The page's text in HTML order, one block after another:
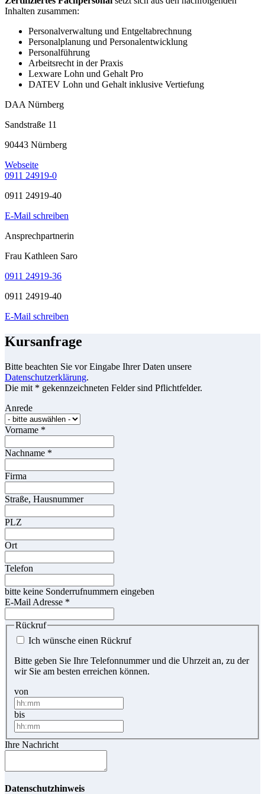
Inhalten zusammen:
Personalverwaltung und Entgeltabrechnung
Personalplanung und Personalentwicklung
Personalführung
Arbeitsrecht in der Praxis
Lexware Lohn und Gehalt Pro
DATEV Lohn und Gehalt inklusive Vertiefung
DAA Nürnberg
Sandstraße 11
90443 Nürnberg
Webseite
0911 24919-0
0911 24919-40
E-Mail schreiben
Ansprechpartnerin
Frau Kathleen Saro
0911 24919-36
0911 24919-40
E-Mail schreiben
Kursanfrage
Bitte beachten Sie vor Eingabe Ihrer Daten unsere
Datenschutzerklärung.
Die mit * gekennzeichneten Felder sind Pflichtfelder.
Anrede
Vorname *
Nachname *
Firma
Straße, Hausnummer
PLZ
Ort
Telefon
bitte keine Sonderrufnummern eingeben
E-Mail Adresse *
Rückruf
Ich wünsche einen Rückruf
Bitte geben Sie Ihre Telefonnummer und die Uhrzeit an, zu der
wir Sie am besten erreichen können.
von
bis
Ihre Nachricht
Datenschutzhinweis